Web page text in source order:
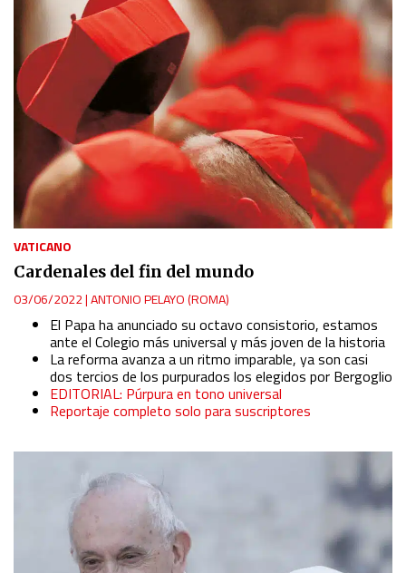
VATICANO
Cardenales del fin del mundo
03/06/2022|ANTONIO PELAYO (ROMA)
El Papa ha anunciado su octavo consistorio, estamos
ante el Colegio más universal y más joven de la historia
La reforma avanza a un ritmo imparable, ya son casi
dos tercios de los purpurados los elegidos por Bergoglio
EDITORIAL: Púrpura en tono universal
Reportaje completo solo para suscriptores
Use profiles to select personalised content
Measure advertising performance
Measure content performance
Understand audiences through statistics or combinations
of data from different sources
Develop and improve services
Use limited data to select content
IAB Special Features:
Use precise geolocation data
Identify devices based on information actively requested
Essential
Analytical